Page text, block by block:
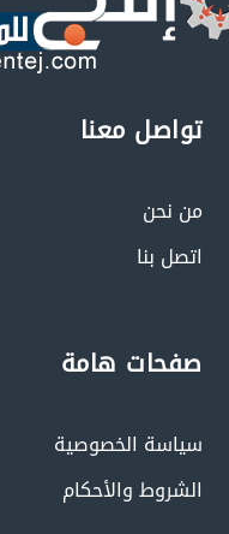
تواصل معنا
من نحن
اتصل بنا
صفحات هامة
سياسة الخصوصية
الشروط والأحكام